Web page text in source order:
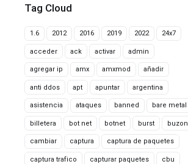
Tag Cloud
1.6 2012 2016 2019 2022 24x7
acceder ack activar admin
agregar ip amx amxmod añadir
anti ddos apt apuntar argentina
asistencia ataques banned bare metal
billetera bot net botnet burst buzon
cambiar captura captura de paquetes
captura trafico capturar paquetes cbu